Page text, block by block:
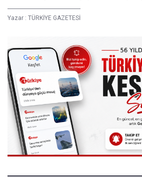
Yazar : TÜRKİYE GAZETESİ